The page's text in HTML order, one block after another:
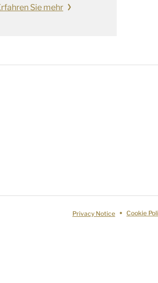
Sie mehr
Privacy Notice Cookie